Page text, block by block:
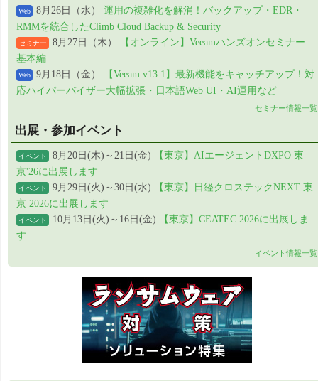
Web 8月26日（水） 運用の複雑化を解消！バックアップ・EDR・
RMMを統合したClimb Cloud Backup & Security
セミナー 8月27日（木）
【オンライン】Veeamハンズオンセミナー
基本編
Web 9月18日（金）
【Veeam v13.1】最新機能をキャッチアップ！対
応ハイパーバイザー大幅拡張・日本語Web UI・AI運用など
セミナー情報一覧
出展・参加イベント
イベント 8月20日(木)～21日(金)
【東京】AIエージェントDXPO 東
京'26に出展します
イベント 9月29日(火)～30日(水)
【東京】日経クロステックNEXT 東
京 2026に出展します
イベント 10月13日(火)～16日(金)
【東京】CEATEC 2026に出展しま
す
イベント情報一覧